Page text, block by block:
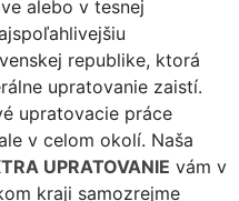
alebo v tesnej
republike, ktorá
upratovanie zaistí.
upratovacie práce
v celom okolí. Naša
UPRATOVANIE vám v
kraji samozrejme